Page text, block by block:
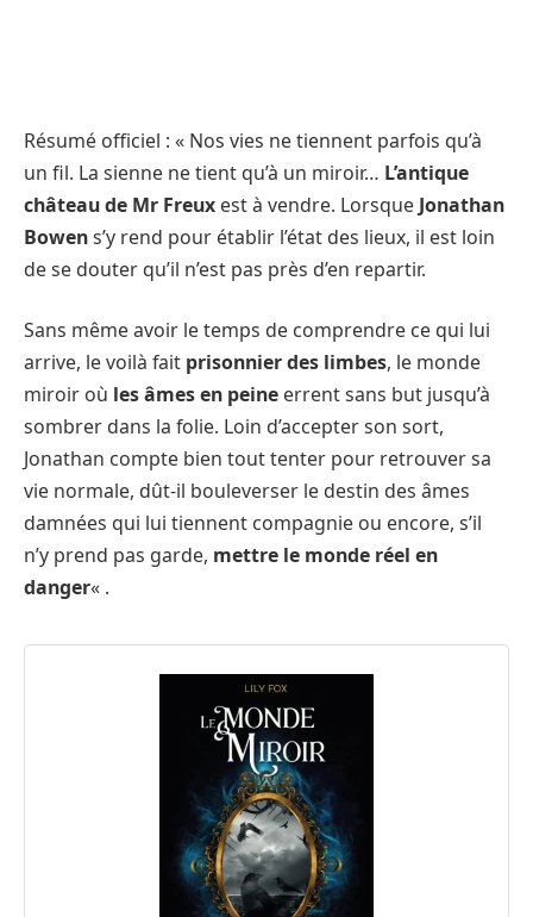
Résumé officiel : « Nos vies ne tiennent parfois qu’à
un fil. La sienne ne tient qu’à un miroir… L’antique
château de Mr Freux est à vendre. Lorsque Jonathan
Bowens’y rend pour établir l’état des lieux, il est loin
de se douter qu’il n’est pas près d’en repartir.
Sans même avoir le temps de comprendre ce qui lui
arrive, le voilà fait prisonnier des limbes, le monde
miroir où les âmes en peine errent sans but jusqu’à
sombrer dans la folie. Loin d’accepter son sort,
Jonathan compte bien tout tenter pour retrouver sa
vie normale, dût-il bouleverser le destin des âmes
damnées qui lui tiennent compagnie ou encore, s’il
n’y prend pas garde, mettre le monde réel en
danger« .